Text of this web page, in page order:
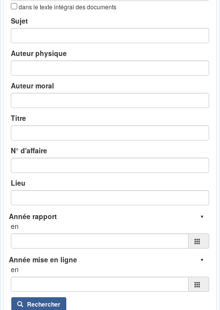
dans le texte intégral des documents
Sujet
Auteur physique
Auteur moral
Titre
N° d'affaire
Lieu
en
en
Rechercher